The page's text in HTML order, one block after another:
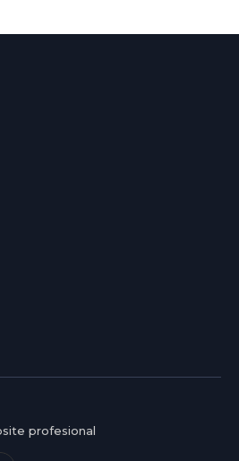
profesional